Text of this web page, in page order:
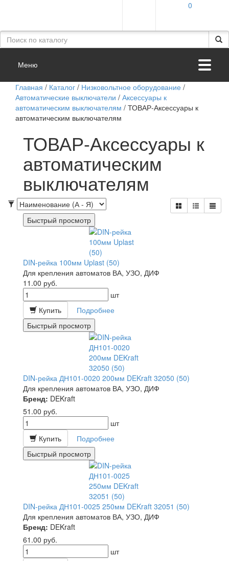
0
Меню
Главная / Каталог / Низковольтное оборудование /
Автоматические выключатели / Аксессуары к
автоматическим выключателям / ТОВАР-Аксессуары к
автоматическим выключателям
ТОВАР-Аксессуары к
автоматическим
выключателям
Быстрый просмотр
DIN-рейка 100мм Uplast (50)
Для крепления автоматов ВА, УЗО, ДИФ
11.00 руб.
шт
Купить
Подробнее
Быстрый просмотр
DIN-рейка ДН101-0020 200мм DEKraft 32050 (50)
Для крепления автоматов ВА, УЗО, ДИФ
Бренд: DEKraft
51.00 руб.
шт
Купить
Подробнее
Быстрый просмотр
DIN-рейка ДН101-0025 250мм DEKraft 32051 (50)
Для крепления автоматов ВА, УЗО, ДИФ
Бренд: DEKraft
61.00 руб.
шт